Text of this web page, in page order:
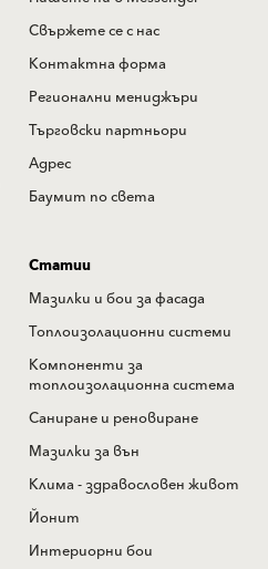
Свържете се с нас
Контактна форма
Регионални мениджъри
Търговски партньори
Адрес
Баумит по света
Статии
Мазилки и бои за фасада
Топлоизолационни системи
Компоненти за
топлоизолационна система
Саниране и реновиране
Мазилки за вън
Клима - здравословен живот
Йонит
Интериорни бои